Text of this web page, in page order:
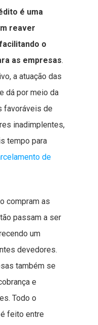
é uma
reaver
o
as empresas.
a atuação das
dá por meio da
favoráveis de
inadimplentes,
tempo para
de
compram as
passam a ser
um
devedores.
também se
e
Todo o
feito entre